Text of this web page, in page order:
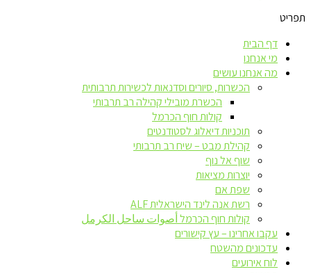
תפריט
דף הבית
מי אנחנו
מה אנחנו עושים
הכשרות, סיורים וסדנאות לכשירות תרבותית
הכשרת מובילי קהילה רב תרבותי
קולות חוף הכרמל
תוכניות דיאלוג לסטודנטים
קהילת מבט – שיח רב תרבותי
שוף אל נוף
יוצרות מציאות
שפת אם
רשת אנה לינד הישראלית ALF
קולות חוף הכרמל أصوات ساحل الكرمل
עקבו אחרינו – עץ קישורים
עדכונים מהשטח
לוח אירועים